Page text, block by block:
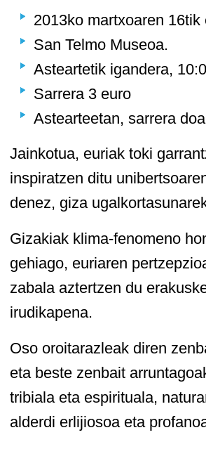
2013ko martxoaren 16tik
San Telmo Museoa.
Asteartetik igandera,
Sarrera 3 euro
Astearteetan, sarrera
Jainkotua, euriak toki
inspiratzen ditu
denez, giza
Gizakiak klima-fenomeno
gehiago, euriaren
zabala aztertzen du
irudikapena.
Oso oroitarazleak diren
eta beste zenbait
tribiala eta espirituala,
alderdi erlijiosoa eta